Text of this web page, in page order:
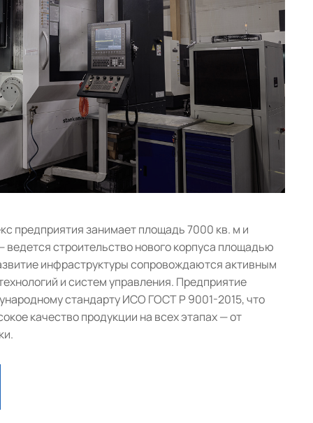
предприятия занимает площадь 7000 кв. м и
строительство нового корпуса площадью
инфраструктуры сопровождаются активным
и систем управления. Предприятие
стандарту ИСО ГОСТ Р 9001-2015, что
качество продукции на всех этапах — от